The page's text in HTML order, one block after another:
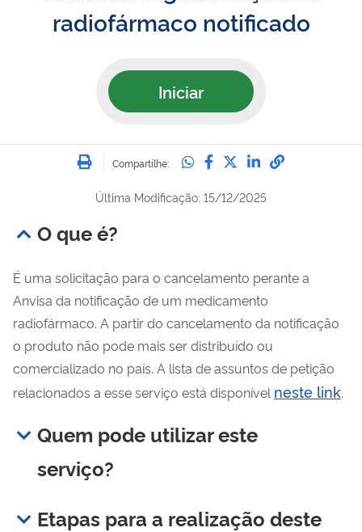
radiofármaco notificado
Iniciar
Imprimir
Compartilhe: Compartilhe no
Compartilhe no
Compartilhe no
Compartilhe
Última Modificação: 15/12/2025
O que é?
É uma solicitação para o cancelamento perante a
Anvisa da notificação de um medicamento
radiofármaco. A partir do cancelamento da notificação
o produto não pode mais ser distribuído ou
comercializado no país. A lista de assuntos de petição
relacionados a esse serviço está disponível neste link.
Quem pode utilizar este
serviço?
Etapas para a realização deste